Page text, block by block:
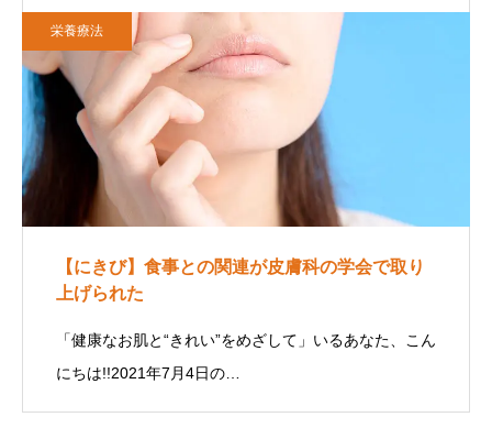
栄養療法
【にきび】食事との関連が皮膚科の学会で取り
上げられた
「健康なお肌と“きれい”をめざして」いるあなた、こん
にちは!!2021年7月4日の…